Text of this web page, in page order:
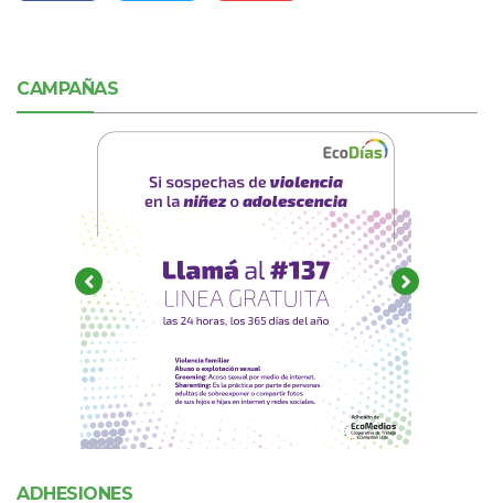
CAMPAÑAS
ADHESIONES